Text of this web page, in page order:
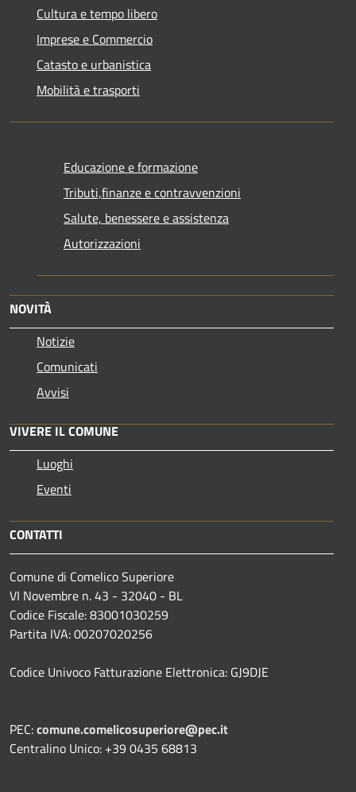
Cultura e tempo libero
Imprese e Commercio
Catasto e urbanistica
Mobilità e trasporti
Educazione e formazione
Tributi,finanze e contravvenzioni
Salute, benessere e assistenza
Autorizzazioni
NOVITÀ
Notizie
Comunicati
Avvisi
VIVERE IL COMUNE
Luoghi
Eventi
CONTATTI
Comune di Comelico Superiore
VI Novembre n. 43 - 32040 - BL
Codice Fiscale: 83001030259
Partita IVA: 00207020256
Codice Univoco Fatturazione Elettronica: GJ9DJE
PEC:comune.comelicosuperiore@pec.it
Centralino Unico: +39 0435 68813